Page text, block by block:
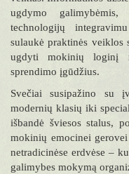
ugdymo
technologijų
sulaukė praktinės veiklos
ugdyti mokinių loginį
sprendimo įgūdžius.
Svečiai susipažino su
modernių klasių iki
išbandė šviesos stalus,
mokinių emocinei
netradicinėse erdvėse –
galimybes mokymą